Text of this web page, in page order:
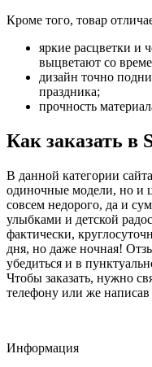
Кроме того, товар
яркие расцветки и
выцветают со
дизайн точно
праздника;
прочность
Как заказать в
В данной категории
одиночные модели, но и
совсем недорого, да и
улыбками и детской
фактически,
дня, но даже ночная!
убедиться и в
Чтобы заказать, нужно
телефону или же написав
Информация